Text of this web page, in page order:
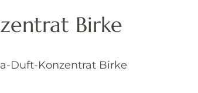
Birke